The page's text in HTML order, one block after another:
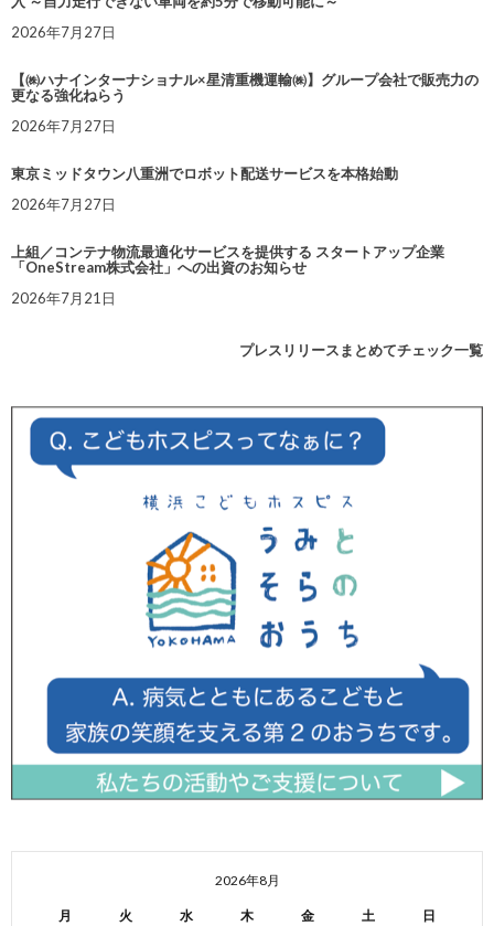
2026年7月27日
【㈱ハナインターナショナル×星清重機運輸㈱】グループ会社で販売力の
更なる強化ねらう
2026年7月27日
東京ミッドタウン八重洲でロボット配送サービスを本格始動
2026年7月27日
上組／コンテナ物流最適化サービスを提供する スタートアップ企業
「OneStream株式会社」への出資のお知らせ
2026年7月21日
プレスリリースまとめてチェック一覧
2026年8月
月 火 水 木 金 土 日